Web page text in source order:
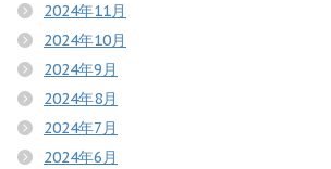
2024年11月
2024年10月
2024年9月
2024年8月
2024年7月
2024年6月